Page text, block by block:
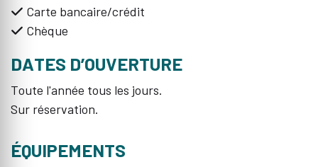
Carte bancaire/crédit
Chèque
DATES D’OUVERTURE
Toute l'année tous les jours.
Sur réservation.
ÉQUIPEMENTS